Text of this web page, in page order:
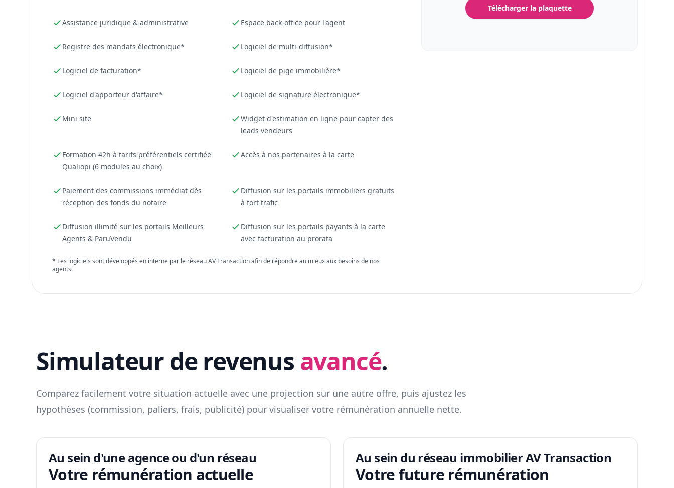
Assistance juridique & administrative Espace back-office pour l'agent
Registre des mandats électronique* Logiciel de multi-diffusion*
Logiciel de facturation* Logiciel de pige immobilière*
Logiciel d'apporteur d'affaire* Logiciel de signature électronique*
Mini site
Widget d'estimation en ligne pour capter des
leads vendeurs
Formation 42h à tarifs préférentiels certifiée
Qualiopi (6 modules au choix)
Accès à nos partenaires à la carte
Paiement des commissions immédiat dès
réception des fonds du notaire
Diffusion sur les portails immobiliers gratuits
à fort trafic
Diffusion illimité sur les portails Meilleurs
Agents & ParuVendu
Diffusion sur les portails payants à la carte
avec facturation au prorata
* Les logiciels sont développés en interne par le réseau AV Transaction afin de répondre au mieux aux besoins de nos
agents.
Télécharger la plaquette
Simulateur de revenus avancé.
Comparez facilement votre situation actuelle avec une projection sur une autre offre, puis ajustez les
hypothèses (commission, paliers, frais, publicité) pour visualiser votre rémunération annuelle nette.
Au sein d'une agence ou d'un réseau
Votre rémunération actuelle
Au sein du réseau immobilier AV Transaction
Votre future rémunération